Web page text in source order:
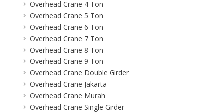
Overhead Crane 4 Ton
Overhead Crane 5 Ton
Overhead Crane 6 Ton
Overhead Crane 7 Ton
Overhead Crane 8 Ton
Overhead Crane 9 Ton
Overhead Crane Double Girder
Overhead Crane Jakarta
Overhead Crane Murah
Overhead Crane Single Girder